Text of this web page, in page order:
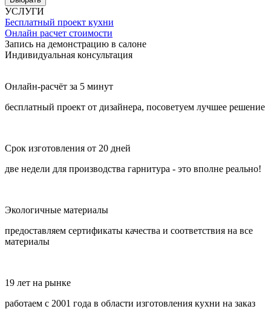
УСЛУГИ
Бесплатный проект кухни
Онлайн расчет стоимости
Запись на демонстрацию в салоне
Индивидуальная консультация
Онлайн-расчёт за 5 минут
бесплатный проект от дизайнера, посоветуем лучшее решение
Срок изготовления от 20 дней
две недели для производства гарнитура - это вполне реально!
Экологичные материалы
предоставляем сертификаты качества и соответствия на все
материалы
19 лет на рынке
работаем с 2001 года в области изготовления кухни на заказ